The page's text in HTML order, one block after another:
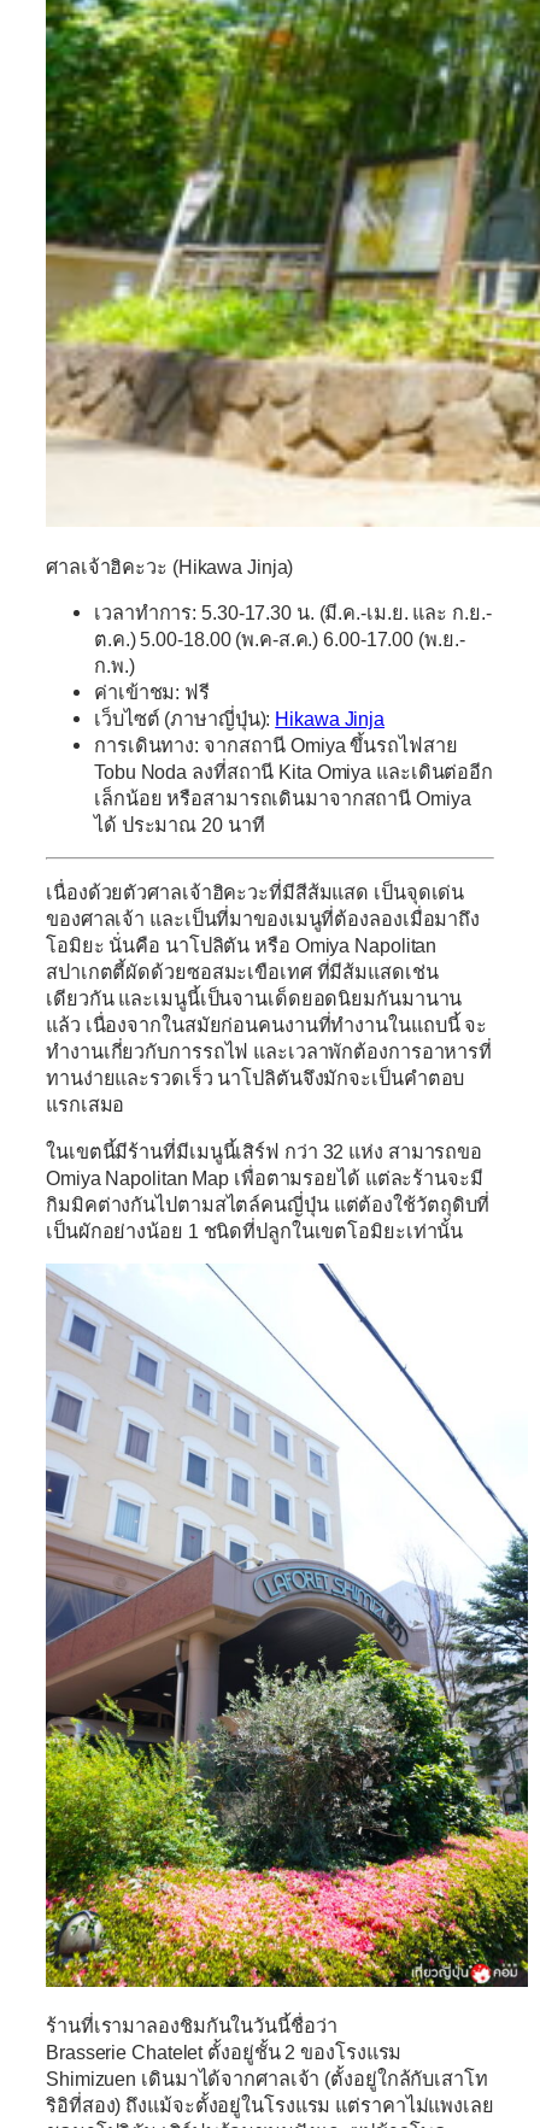
ศาลเจ้าฮิคะวะ (Hikawa Jinja)
เวลาทำการ: 5.30-17.30 น. (มี.ค.-เม.ย. และ ก.ย.-
ต.ค.) 5.00-18.00 (พ.ค-ส.ค.) 6.00-17.00 (พ.ย.-
ก.พ.)
ค่าเข้าชม: ฟรี
เว็บไซต์ (ภาษาญี่ปุ่น): Hikawa Jinja
การเดินทาง: จากสถานี Omiya ขึ้นรถไฟสาย
Tobu Noda ลงที่สถานี Kita Omiya และเดินต่ออีก
เล็กน้อย หรือสามารถเดินมาจากสถานี Omiya
ได้ ประมาณ 20 นาที
เนื่องด้วยตัวศาลเจ้าฮิคะวะที่มีสีส้มแสด เป็นจุดเด่น
ของศาลเจ้า และเป็นที่มาของเมนูที่ต้องลองเมื่อมาถึง
โอมิยะ นั่นคือ นาโปลิตัน หรือ Omiya Napolitan
สปาเกตตี้ผัดด้วยซอสมะเขือเทศ ที่มีส้มแสดเช่น
เดียวกัน และเมนูนี้เป็นจานเด็ดยอดนิยมกันมานาน
แล้ว เนื่องจากในสมัยก่อนคนงานที่ทำงานในแถบนี้ จะ
ทำงานเกี่ยวกับการรถไฟ และเวลาพักต้องการอาหารที่
ทานง่ายและรวดเร็ว นาโปลิตันจึงมักจะเป็นคำตอบ
แรกเสมอ
ในเขตนี้มีร้านที่มีเมนูนี้เสิร์ฟ กว่า 32 แห่ง สามารถขอ
Omiya Napolitan Map เพื่อตามรอยได้ แต่ละร้านจะมี
กิมมิคต่างกันไปตามสไตล์คนญี่ปุ่น แต่ต้องใช้วัตถุดิบที่
เป็นผักอย่างน้อย 1 ชนิดที่ปลูกในเขตโอมิยะเท่านั้น
ร้านที่เรามาลองชิมกันในวันนี้ชื่อว่า
BrasserieChateletตั้งอยู่ชั้น 2 ของโรงแรม
Shimizuen เดินมาได้จากศาลเจ้า (ตั้งอยู่ใกล้กับเสาโท
ริอิที่สอง) ถึงแม้จะตั้งอยู่ในโรงแรม แต่ราคาไม่แพงเลย